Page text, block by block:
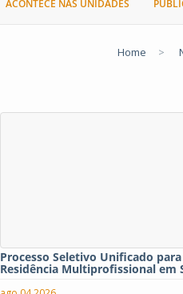
ACONTECE NAS UNIDADES
Home >
Processo Seletivo Unificado
Residência Multiprofissional em